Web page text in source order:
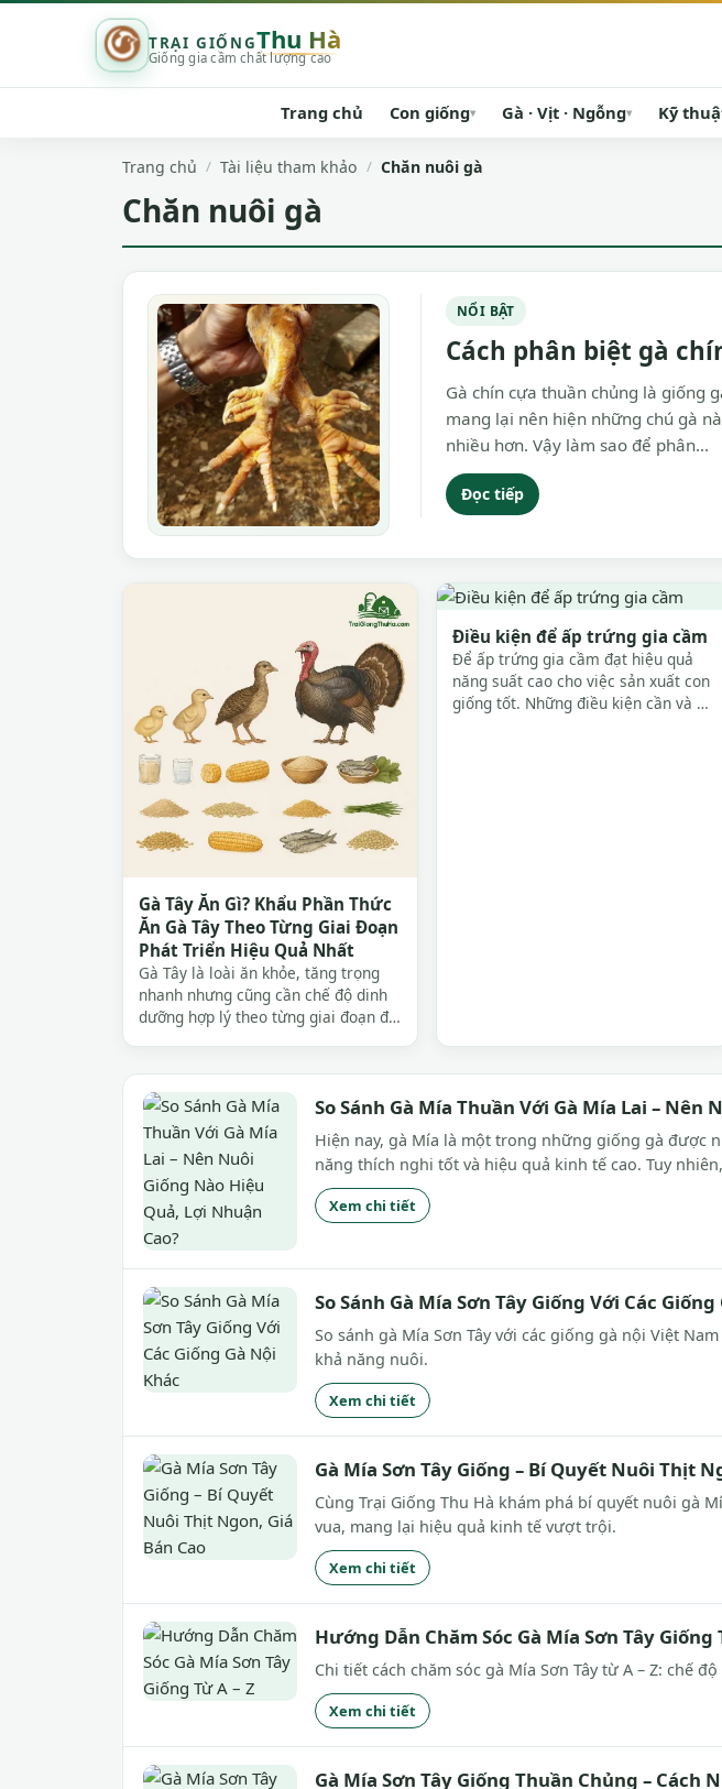
TRẠI GIỐNGThu Hà
Giống gia cầm chất lượng cao
Trang chủ Con giống▾ Gà · Vịt · Ngỗng▾ Kỹ
Trang chủ Tài liệu tham khảo Chăn nuôi gà
Chăn nuôi gà
NỔI BẬT
Cách phân biệt gà
Gà chín cựa thuần chủng là giống
mang lại nên hiện những chú gà
nhiều hơn. Vậy làm sao để phân...
Đọc tiếp
Gà Tây Ăn Gì? Khẩu Phần Thức
Ăn Gà Tây Theo Từng Giai Đoạn
Phát Triển Hiệu Quả Nhất
Gà Tây là loài ăn khỏe, tăng trọng
nhanh nhưng cũng cần chế độ dinh
dưỡng hợp lý theo từng giai đoạn để
về khẩu phần ăn cho gà Tây từ lúc
mới nở đến...
Điều kiện để ấp trứng gia cầm
Để ấp trứng gia cầm đạt hiệu quả
năng suất cao cho việc sản xuất con
giống tốt. Những điều kiện cần và đủ
So Sánh Gà Mía Thuần Với Gà Mía Lai –
Hiện nay, gà Mía là một trong những giống gà được
năng thích nghi tốt và hiệu quả kinh tế cao. Tuy
Xem chi tiết
So Sánh Gà Mía Sơn Tây Giống Với Các
So sánh gà Mía Sơn Tây với các giống gà nội Việt
khả năng nuôi.
Xem chi tiết
Gà Mía Sơn Tây Giống – Bí Quyết Nuôi Thịt
Cùng Trại Giống Thu Hà khám phá bí quyết nuôi gà
vua, mang lại hiệu quả kinh tế vượt trội.
Xem chi tiết
Hướng Dẫn Chăm Sóc Gà Mía Sơn Tây Giống
Chi tiết cách chăm sóc gà Mía Sơn Tây từ A – Z: chế
Xem chi tiết
Gà Mía Sơn Tây Giống Thuần Chủng – Cách